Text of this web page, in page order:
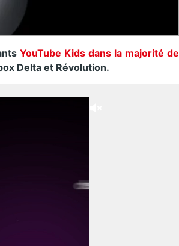
YouTube Kids dans la majorité de
Delta et Révolution.